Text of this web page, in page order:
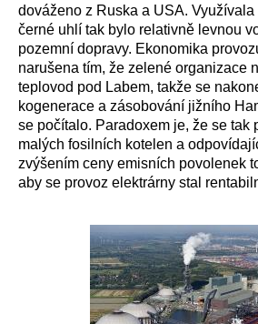
dováženo z Ruska a USA.
černé uhlí tak bylo relativně levnou
pozemní dopravy. Ekonomika
narušena tím, že zelené organizace
teplovod pod Labem, takže se
kogenerace a zásobování jižního
se počítalo. Paradoxem je, že se tak
malých fosilních kotelen a
zvýšením ceny emisních povolenek
aby se provoz elektrárny stal